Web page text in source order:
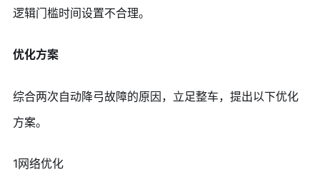
逻辑门槛时间设置不合理。
优化方案
综合两次自动降弓故障的原因，立足整车，提出以下优化
方案。
1网络优化